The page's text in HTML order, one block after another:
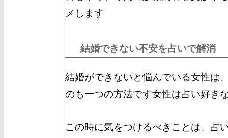
メします
結婚できない不安を占いで解消
結婚ができないと悩んでいる女性は
のも一つの方法です女性は占い好き
この時に気をつけるべきことは、占